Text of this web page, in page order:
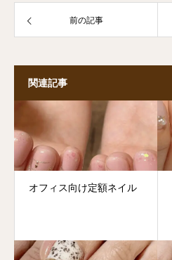
前の記事
関連記事
オフィス向け定額ネイル